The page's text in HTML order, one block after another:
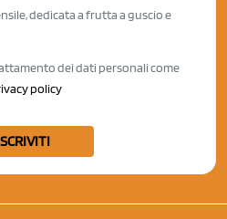
dedicata a frutta a guscio e
dei dati personali come
policy